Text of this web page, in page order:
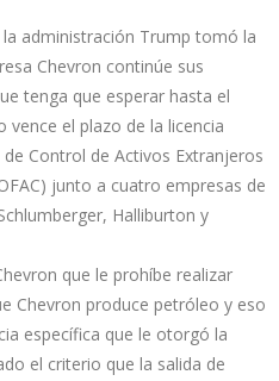
administración Trump tomó la
Chevron continúe sus
tenga que esperar hasta el
vence el plazo de la licencia
Control de Activos Extranjeros
junto a cuatro empresas de
Halliburton y
que le prohíbe realizar
Chevron produce petróleo y eso
específica que le otorgó la
el criterio que la salida de